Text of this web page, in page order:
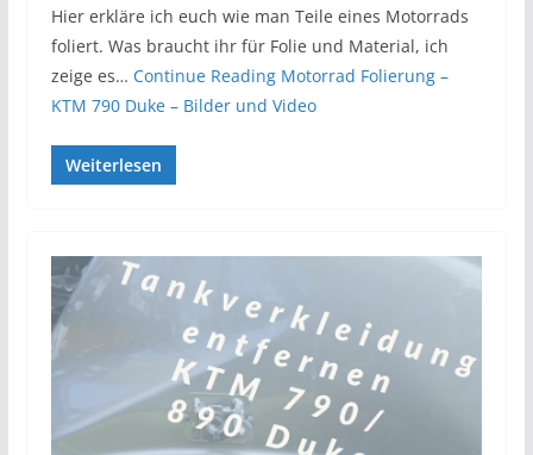
Hier erkläre ich euch wie man Teile eines Motorrads
foliert. Was braucht ihr für Folie und Material, ich
zeige es… Continue ReadingMotorrad Folierung –
KTM 790 Duke – Bilder und Video
Weiterlesen